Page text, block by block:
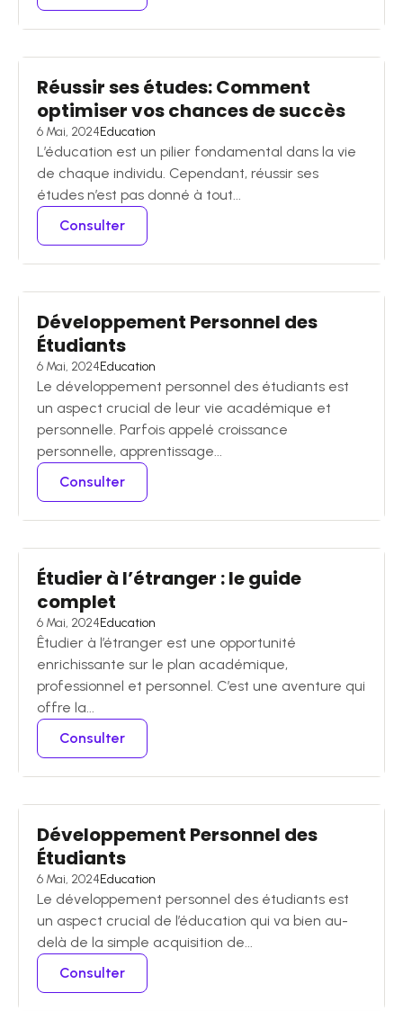
Réussir ses études: Comment
optimiser vos chances de succès
6 Mai, 2024Education
L’éducation est un pilier fondamental dans la vie
de chaque individu. Cependant, réussir ses
études n’est pas donné à tout...
Consulter
Développement Personnel des
Étudiants
6 Mai, 2024Education
Le développement personnel des étudiants est
un aspect crucial de leur vie académique et
personnelle. Parfois appelé croissance
personnelle, apprentissage...
Consulter
Étudier à l’étranger : le guide
complet
6 Mai, 2024Education
Êtudier à l’étranger est une opportunité
enrichissante sur le plan académique,
professionnel et personnel. C’est une aventure qui
offre la...
Consulter
Développement Personnel des
Étudiants
6 Mai, 2024Education
Le développement personnel des étudiants est
un aspect crucial de l’éducation qui va bien au-
delà de la simple acquisition de...
Consulter